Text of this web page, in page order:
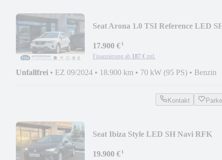
Seat Arona 1.0 TSI Reference LED
17.900 €¹
Finanzierung ab 187 € mtl.
Unfallfrei • EZ 09/2024 • 18.900 km • 70 kW (95 PS) • Benzin
Kontakt
Seat Ibiza Style LED SH Navi RFK
19.900 €¹